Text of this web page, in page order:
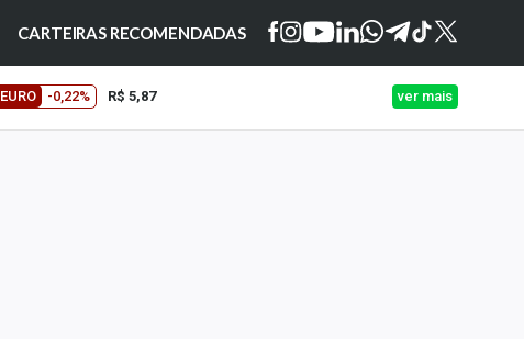
CARTEIRAS RECOMENDADAS
EURO -0,22% R$ 5,87 ver mais